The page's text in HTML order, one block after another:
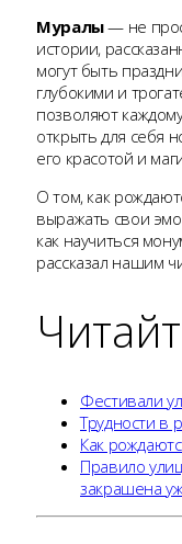
Муралы— не
истории,
могут быть
глубокими и
позволяют
открыть для себя
его красотой и
О том, как
выражать свои
как научиться
рассказал нашим
Фестивали
Трудности в
Как
Правило
закрашена